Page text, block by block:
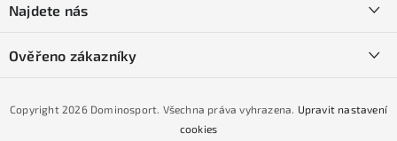
Obchodní podmínky
Podmínky GDPR
Podmínky nákupu na splátky ESSOX
Naše prodejna
Najdete nás
Ověřeno zákazníky
Copyright 2026 Dominosport. Všechna práva vyhrazena. Upravit nastavení
cookies